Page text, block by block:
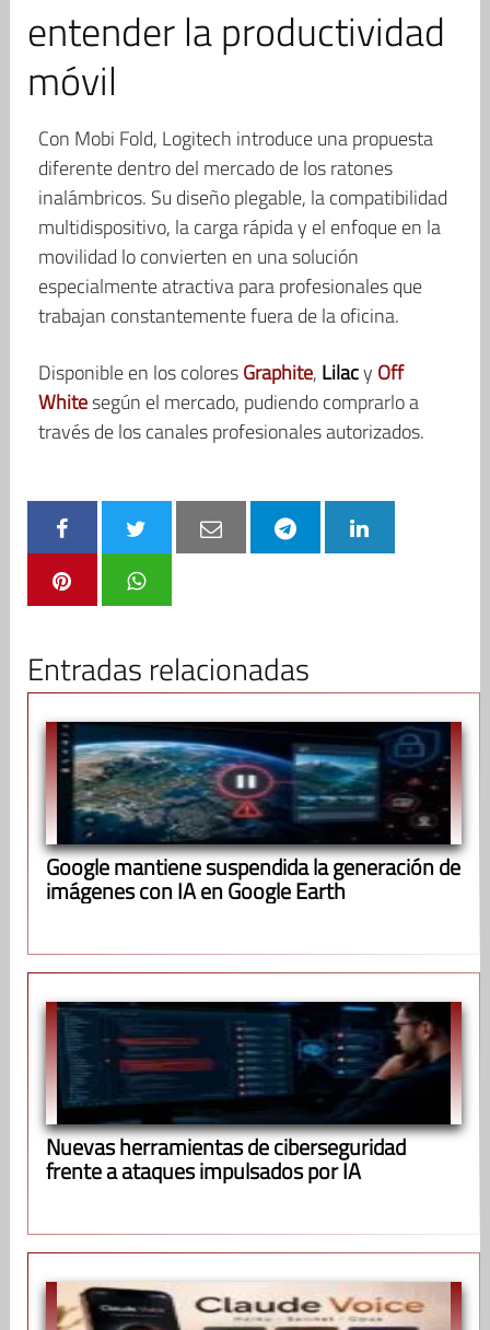
entender la productividad
móvil
Con Mobi Fold, Logitech introduce una propuesta
diferente dentro del mercado de los ratones
inalámbricos. Su diseño plegable, la compatibilidad
multidispositivo, la carga rápida y el enfoque en la
movilidad lo convierten en una solución
especialmente atractiva para profesionales que
trabajan constantemente fuera de la oficina.
Disponible en los coloresGraphite, Lilacy Off
Whitesegún el mercado, pudiendo comprarlo a
través de los canales profesionales autorizados.
Entradas relacionadas
Google mantiene suspendida la generación de
imágenes con IA en Google Earth
Nuevas herramientas de ciberseguridad
frente a ataques impulsados por IA